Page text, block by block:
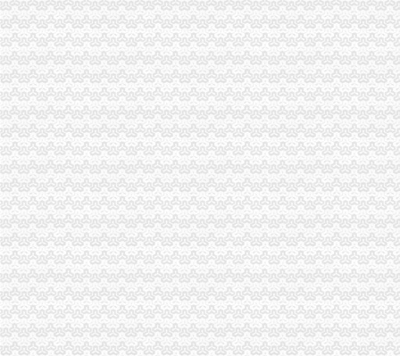
【免费注册国内商标免费注册深圳公司】-南山科技园易登网
商易济南网【免费注册】如何免费注册会员_商易济南_新浪博客
谁知道阿里巴巴国际站可以免费注册么？
免费注册免费注册-广州58同城
2008万网CN英文域名免费注册体验活动-3G安全网（Www.HackDos.
免费注册公司,还送一套章,代理记账1999元/年-深圳58同城
教大家免费注册屏幕录像专家_在线观看
帮助中心_买塑网
免费注册域名--fox--好网角网络收夹
【免费注册上海公司,免费注册上海普陀公司】价格_厂家_图片-Hc
【上海金山公司注册免费注册】价格_厂家_图片-Hc360慧聪网
【代理注册上海公司、代理记账、免费注册地址】-公司注册-南京赶集网
免费注册-JiaThis
【免费注册商标注册商标免费咨询】-省内其它易登网
免费注册QQ微信号—申请QQ号免费
北京个人免费注册简历信息--北京人才热线
等等免费注册商标商标v公司阿的【今日推荐网】
免费注册玩游戏每个3.5元_任务威客网_劳务
免费代注册